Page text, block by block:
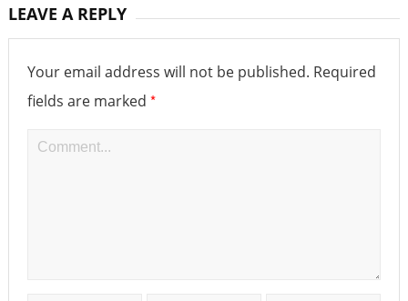
LEAVE A REPLY
Your email address will not be published. Required
fields are marked *